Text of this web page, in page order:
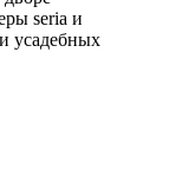
seria и
усадебных